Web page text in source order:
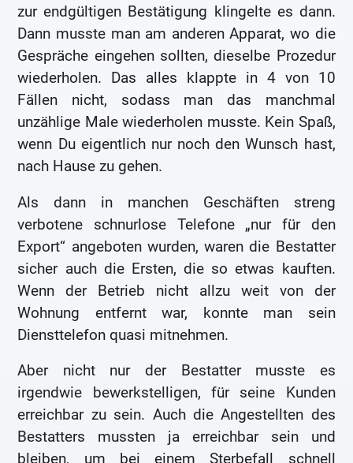
zur endgültigen Bestätigung klingelte es dann.
Dann musste man am anderen Apparat, wo die
Gespräche eingehen sollten, dieselbe Prozedur
wiederholen. Das alles klappte in 4 von 10
Fällen nicht, sodass man das manchmal
unzählige Male wiederholen musste. Kein Spaß,
wenn Du eigentlich nur noch den Wunsch hast,
nach Hause zu gehen.
Als dann in manchen Geschäften streng
verbotene schnurlose Telefone „nur für den
Export“ angeboten wurden, waren die Bestatter
sicher auch die Ersten, die so etwas kauften.
Wenn der Betrieb nicht allzu weit von der
Wohnung entfernt war, konnte man sein
Diensttelefon quasi mitnehmen.
Aber nicht nur der Bestatter musste es
irgendwie bewerkstelligen, für seine Kunden
erreichbar zu sein. Auch die Angestellten des
Bestatters mussten ja erreichbar sein und
bleiben, um bei einem Sterbefall schnell